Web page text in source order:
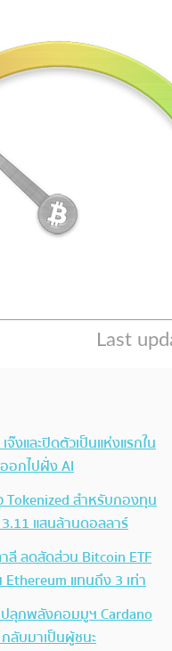
งและปิดตัวเป็นแห่งแรกใน
อกไปฝั่ง AI
Tokenized สำหรับกองทุน
แสนล้านดอลลาร์
ลดสัดส่วน Bitcoin ETF
แทนถึง 3 เท่า
ลุกพลังคอมมูฯ Cardano
ลับมาเป็นผู้ชนะ